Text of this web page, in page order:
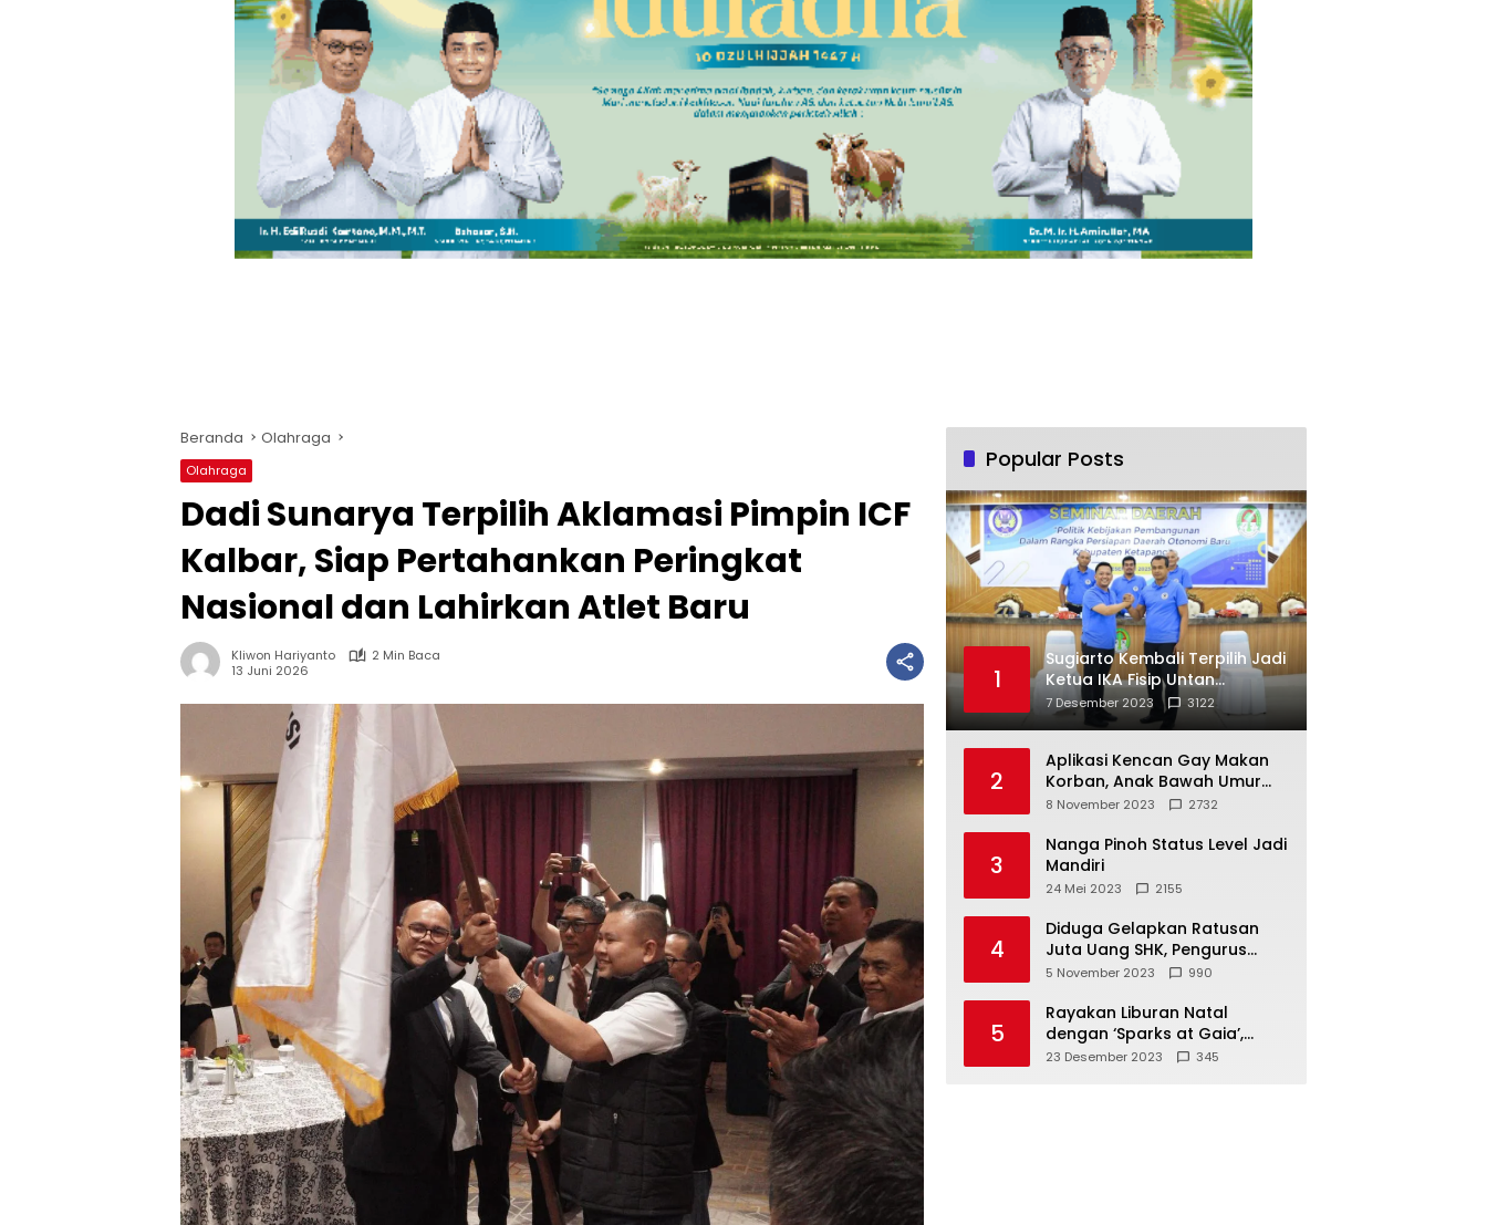
Beranda Olahraga
Olahraga
Dadi Sunarya Terpilih Aklamasi Pimpin ICF
Kalbar, Siap Pertahankan Peringkat
Nasional dan Lahirkan Atlet Baru
Kliwon Hariyanto
2 Min Baca
13 Juni 2026
Popular Posts
1
Sugiarto Kembali Terpilih Jadi
Ketua IKA Fisip Untan
Ketapang
7 Desember 2023 3122
2
Aplikasi Kencan Gay Makan
Korban, Anak Bawah Umur
Jadi Korban Persetubuhan
8 November 2023 2732
3
Nanga Pinoh Status Level Jadi
Mandiri
24 Mei 2023 2155
4
Diduga Gelapkan Ratusan
Juta Uang SHK, Pengurus
Koperasi SUB Dilaporkan ke
5 November 2023 990
5
Rayakan Liburan Natal
dengan ‘Sparks at Gaia’,
Sajikan Tempat Foto Estetik
23 Desember 2023 345